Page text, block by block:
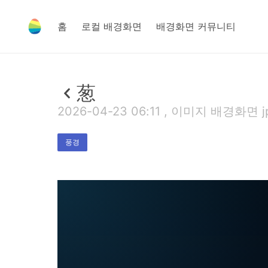
홈 로컬 배경화면 배경화면 커뮤니티
葱
2026-04-23 06:11 , 이미지 배경화면
풍경